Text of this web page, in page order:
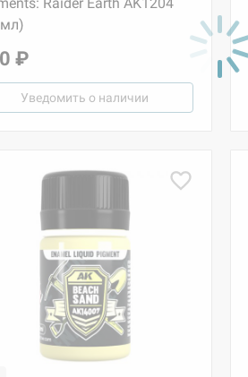
₽
Уведомить о наличии